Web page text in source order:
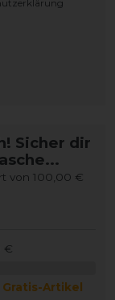
Sicher dir
von 100,00 €
€
Artikel